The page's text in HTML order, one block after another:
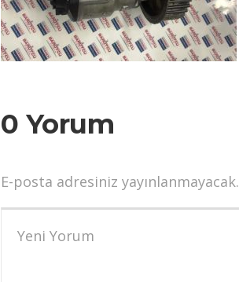
0 Yorum
E-posta adresiniz yayınlanmayacak.